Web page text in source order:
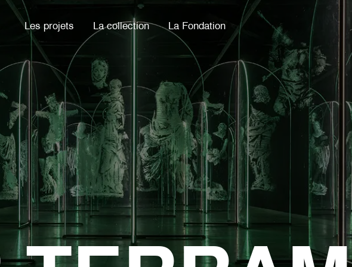
Les projets La collection La Fondation